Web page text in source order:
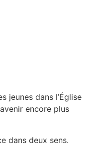
jeunes dans l’Église
encore plus
dans deux sens.